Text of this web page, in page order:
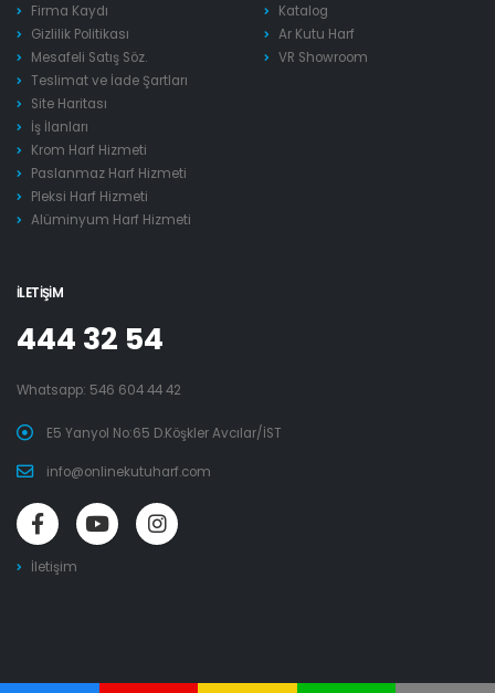
Firma Kaydı
Gizlilik Politikası
Mesafeli Satış Söz.
Teslimat ve İade Şartları
Site Haritası
İş İlanları
Krom Harf Hizmeti
Paslanmaz Harf Hizmeti
Pleksi Harf Hizmeti
Alüminyum Harf Hizmeti
Katalog
Ar Kutu Harf
VR Showroom
İLETIŞIM
444 32 54
Whatsapp: 546 604 44 42
E5 Yanyol No:65 D.Köşkler Avcılar/İST
info@onlinekutuharf.com
İletişim